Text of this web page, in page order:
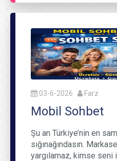
03-6-2026 Farz
Mobil Sohbet
Şu an Türkiye’nin en
sığınağındasın.
yargılamaz, kimse seni